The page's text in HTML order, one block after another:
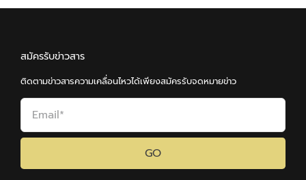
สมัครรับข่าวสาร
ติดตามข่าวสารความเคลื่อนไหวได้เพียงสมัครรับจดหมายข่าว
GO